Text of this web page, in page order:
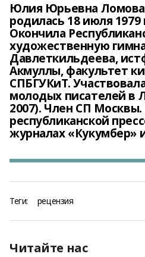
Юлия Юрьевна
родилась 18 июля
Окончила
художественную
Давлеткильдеева,
Акмуллы, факультет
СПБГУКиТ.
молодых писателей в
2007). Член СП Москвы.
республиканской
журналах «Кукумбер»
Теги: рецензия
Читайте нас